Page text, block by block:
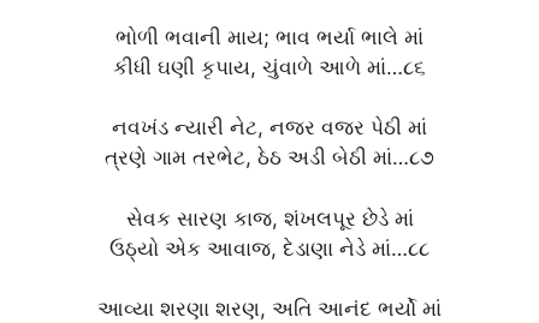
ભોળી ભવાની માય; ભાવ ભર્યા ભાલે માં
કીધી ઘણી કૃપાય, ચુંવાળે આળે માં…૮૬
નવખંડ ન્યારી નેટ, નજર વજર પેઠી માં
ત્રણે ગામ તરભેટ, ઠેઠ અડી બેઠી માં…૮૭
સેવક સારણ કાજ, શંખલપૂર છેડે માં
ઉઠ્યો એક આવાજ, દેડાણા નેડે માં…૮૮
આવ્યા શરણા શરણ, અતિ આનંદ ભર્યો માં